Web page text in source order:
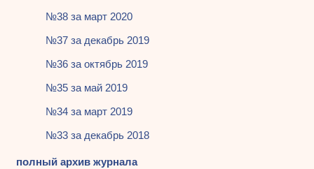
№38 за март 2020
№37 за декабрь 2019
№36 за октябрь 2019
№35 за май 2019
№34 за март 2019
№33 за декабрь 2018
полный архив журнала